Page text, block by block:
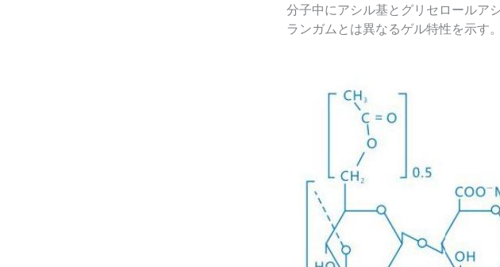
分子中にアシル基とグリセロールア
ランガムとは異なるゲル特性を示す。